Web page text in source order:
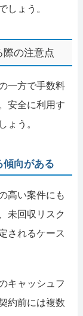
しょう。
際の注意点
一方で手数料
安全に利用す
ょう。
傾向がある
高い案件にも
未回収リスク
されるケース
キャッシュフ
約前には複数